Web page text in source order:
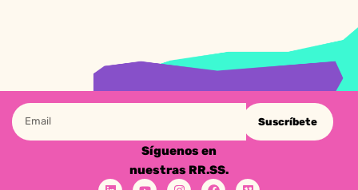
Suscríbete
Síguenos en
nuestras RR.SS.